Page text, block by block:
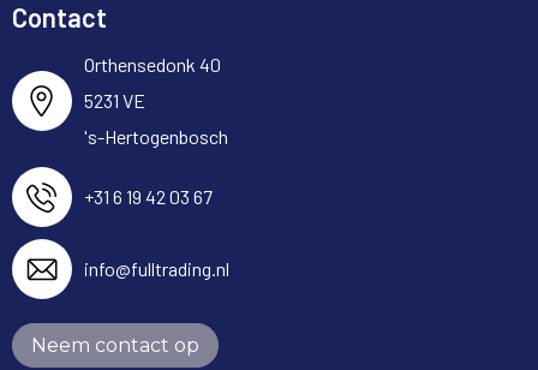
Contact
Orthensedonk 40
5231 VE
's-Hertogenbosch
+31 6 19 42 03 67
info@fulltrading.nl
Neem contact op